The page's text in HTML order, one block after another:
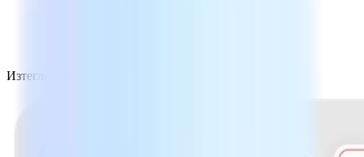
Изтеглете безплатно